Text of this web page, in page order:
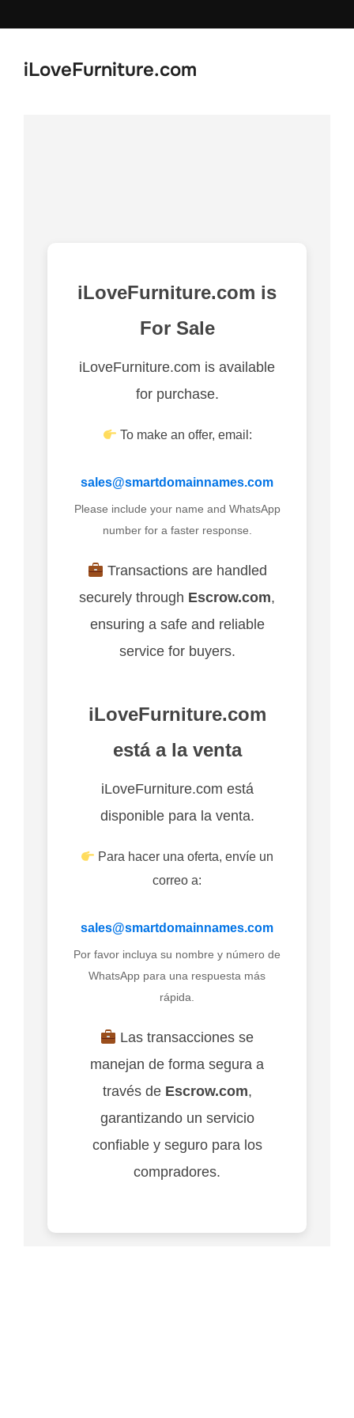
to
iLoveFurniture.com
iLoveFurniture.com is
For Sale
iLoveFurniture.com is available
for purchase.
To make an offer, email:
sales@smartdomainnames.com
Please include your name and WhatsApp
number for a faster response.
Transactions are handled
securely through Escrow.com,
ensuring a safe and reliable
service for buyers.
iLoveFurniture.com
está a la venta
iLoveFurniture.com está
disponible para la venta.
Para hacer una oferta, envíe un
correo a:
sales@smartdomainnames.com
Por favor incluya su nombre y número de
WhatsApp para una respuesta más
rápida.
Las transacciones se
manejan de forma segura a
través de Escrow.com,
garantizando un servicio
confiable y seguro para los
compradores.